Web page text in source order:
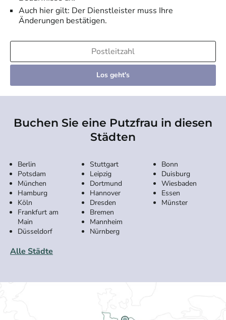
Auch hier gilt: Der Dienstleister muss Ihre
Änderungen bestätigen.
Los geht's
Buchen Sie eine Putzfrau in diesen
Städten
Berlin
Potsdam
München
Hamburg
Köln
Frankfurt am
Main
Düsseldorf
Stuttgart
Leipzig
Dortmund
Hannover
Dresden
Bremen
Mannheim
Nürnberg
Bonn
Duisburg
Wiesbaden
Essen
Münster
Alle Städte